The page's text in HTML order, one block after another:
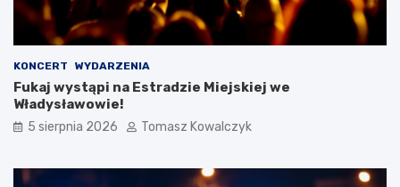
KONCERT WYDARZENIA
Fukaj wystąpi na Estradzie Miejskiej we
Władysławowie!
5 sierpnia 2026 Tomasz Kowalczyk